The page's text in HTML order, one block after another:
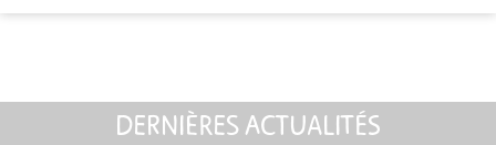
DERNIÈRES ACTUALITÉS